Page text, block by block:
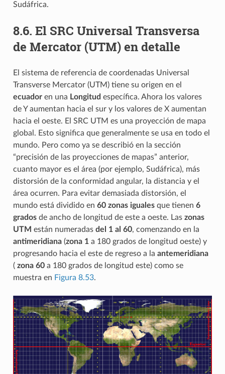
Sudáfrica.
8.6. El SRC Universal Transversa
de Mercator (UTM) en detalle
El sistema de referencia de coordenadas Universal
Transverse Mercator (UTM) tiene su origen en el
ecuadoren una Longitud específica. Ahora los valores
de Y aumentan hacia el sur y los valores de X aumentan
hacia el oeste. El SRC UTM es una proyección de mapa
global. Esto significa que generalmente se usa en todo el
mundo. Pero como ya se describió en la sección
“precisión de las proyecciones de mapas” anterior,
cuanto mayor es el área (por ejemplo, Sudáfrica), más
distorsión de la conformidad angular, la distancia y el
área ocurren. Para evitar demasiada distorsión, el
mundo está dividido en 60 zonas igualesque tienen 6
gradosde ancho de longitud de este a oeste. Las zonas
UTM están numeradas del 1 al 60, comenzando en la
antimeridiana(zona 1a 180 grados de longitud oeste) y
progresando hacia el este de regreso a la antemeridiana
( zona 60a 180 grados de longitud este) como se
muestra en Figura 8.53.